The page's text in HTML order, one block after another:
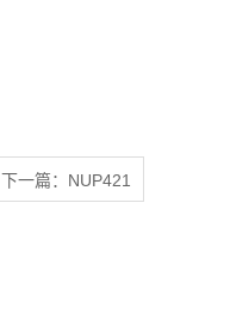
下一篇： NUP421